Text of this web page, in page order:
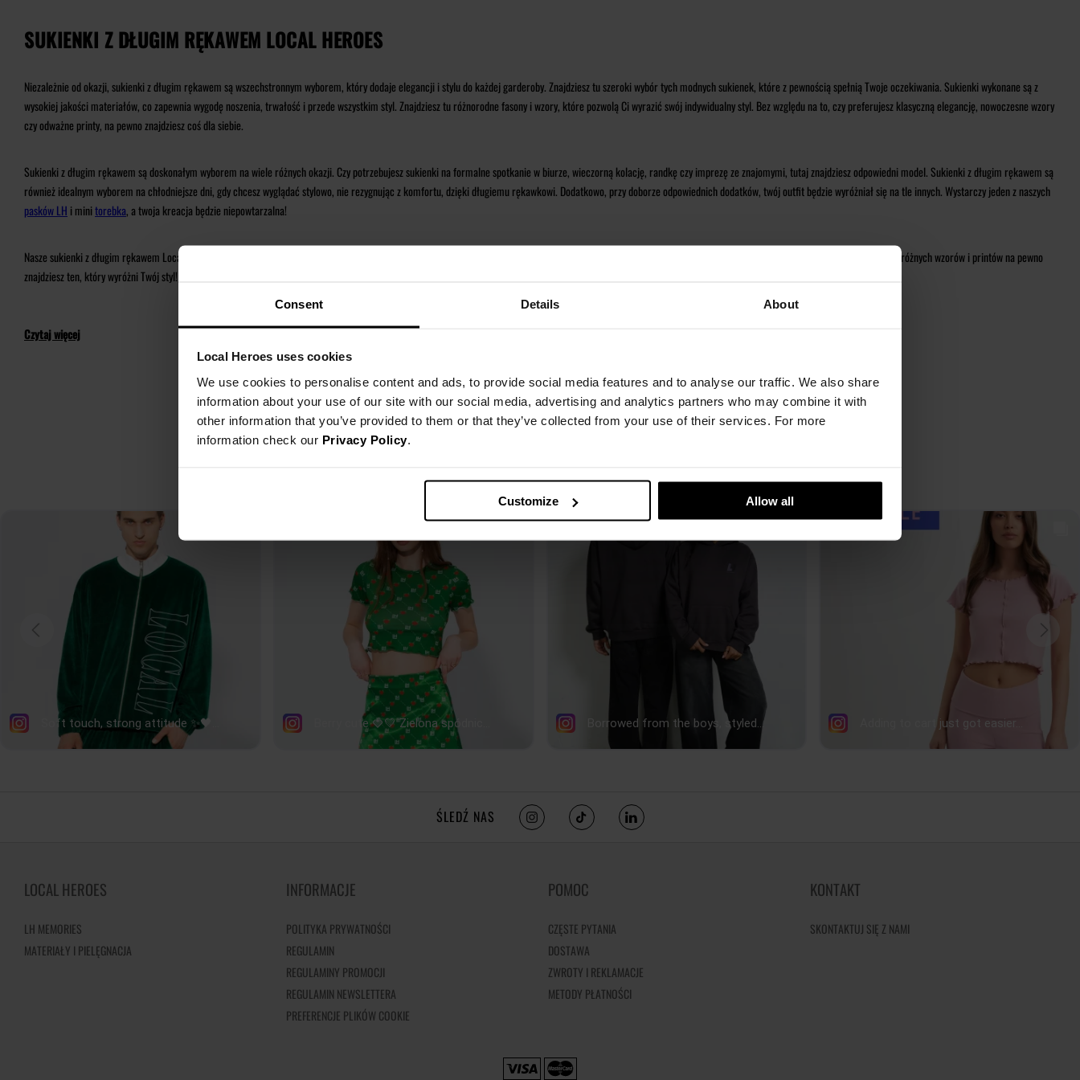
Consent Details About
Local Heroes uses cookies
We use cookies to personalise content and ads, to provide social media features and to analyse our traffic. We also share
information about your use of our site with our social media, advertising and analytics partners who may combine it with
other information that you’ve provided to them or that they’ve collected from your use of their services. For more
information check our Privacy Policy.
Customize Allow all
SUKIENKI Z DŁUGIM RĘKAWEM LOCAL HEROES
Niezależnie od okazji, sukienki z długim rękawem są wszechstronnym wyborem, który dodaje elegancji i stylu do każdej garderoby. Znajdziesz tu szeroki wybór tych modnych sukienek, które z pewnością spełnią Twoje oczekiwania. Sukienki wykonane są z
wysokiej jakości materiałów, co zapewnia wygodę noszenia, trwałość i przede wszystkim styl. Znajdziesz tu różnorodne fasony i wzory, które pozwolą Ci wyrazić swój indywidualny styl. Bez względu na to, czy preferujesz klasyczną elegancję, nowoczesne wzory
czy odważne printy, na pewno znajdziesz coś dla siebie.
Sukienki z długim rękawem są doskonałym wyborem na wiele różnych okazji. Czy potrzebujesz sukienki na formalne spotkanie w biurze, wieczorną kolację, randkę czy imprezę ze znajomymi, tutaj znajdziesz odpowiedni model. Sukienki z długim rękawem są
również idealnym wyborem na chłodniejsze dni, gdy chcesz wyglądać stylowo, nie rezygnując z komfortu, dzięki długiemu rękawkowi. Dodatkowo, przy doborze odpowiednich dodatków, twój outfit będzie wyróżniał się na tle innych. Wystarczy jeden z naszych
pasków LH i minitorebka, a twoja kreacja będzie niepowtarzalna!
Nasze sukienki z długim rękawem Local Heroes to połączenie stylu, jakości i różnorodności. Niezależnie od Twojego gustu i preferencji, ta kategoria produktów zapewni Ci modny wygląd na wiele różnych okazji. Spośród różnych wzorów i printów na pewno
znajdziesz ten, który wyróżni Twój styl! Odwiedź stronę internetową i odkryj świat sukienek z długim rękawem, które będą doskonałym uzupełnieniem Twojej garderoby.
Czytaj więcej
ŚLEDŹ NAS
LOCAL HEROES
LH MEMORIES
MATERIAŁY I PIELĘGNACJA
INFORMACJE
POLITYKA PRYWATNOŚCI
REGULAMIN
REGULAMINY PROMOCJI
REGULAMIN NEWSLETTERA
PREFERENCJE PLIKÓW COOKIE
POMOC
CZĘSTE PYTANIA
DOSTAWA
ZWROTY I REKLAMACJE
METODY PŁATNOŚCI
KONTAKT
SKONTAKTUJ SIĘ Z NAMI